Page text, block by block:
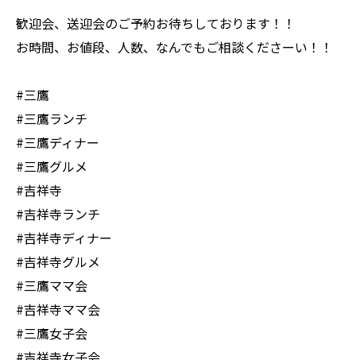
歓迎会、送迎会のご予約お待ちしております！！
お時間、お値段、人数、なんでもご相談くださーい！！
#三鷹
#三鷹ランチ
#三鷹ディナー
#三鷹グルメ
#吉祥寺
#吉祥寺ランチ
#吉祥寺ディナー
#吉祥寺グルメ
#三鷹ママ会
#吉祥寺ママ会
#三鷹女子会